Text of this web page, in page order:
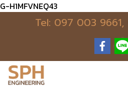
G-H1MFVNEQ43
Tel: 097 003 9661,